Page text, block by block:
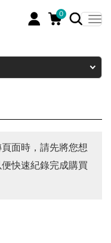
0
面時，請先將您想
快速紀錄完成購買